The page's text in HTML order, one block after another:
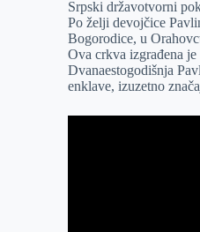
Srpski državotvorni
Po želji devojčice
Bogorodice, u
Ova crkva izgrađena
Dvanaestogodišnja
enklave, izuzetno